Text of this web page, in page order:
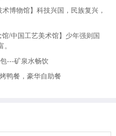
博物馆】科技兴国，民族复兴，
/中国工艺美术馆】少年强则国
---矿泉水畅饮
鸭餐，豪华自助餐